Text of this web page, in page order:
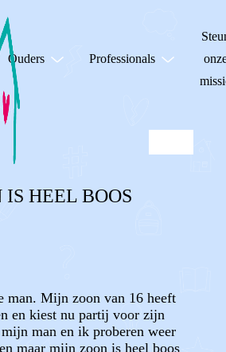
Ouders Professionals
HEEL BOOS
man. Mijn zoon van 16 heeft
en kiest nu partij voor zijn
man en ik proberen weer
maar mijn zoon is heel boos